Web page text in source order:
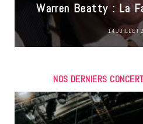
Warren Beatty : La
14 JUILLET
NOS DERNIERS